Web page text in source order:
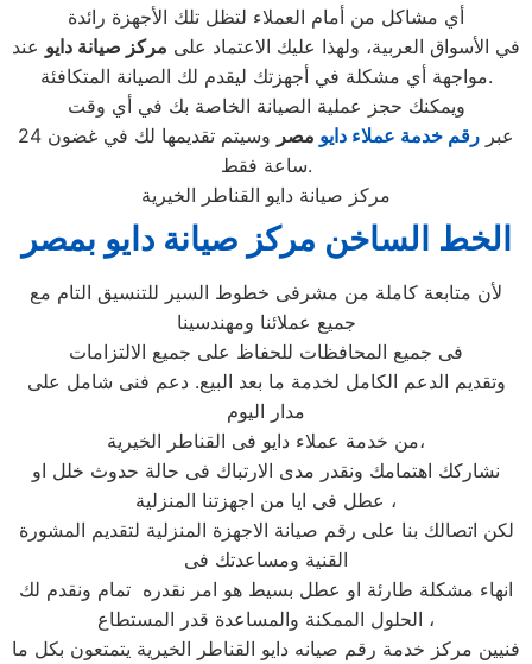
أي مشاكل من أمام العملاء لتظل تلك الأجهزة رائدة
في الأسواق العربية، ولهذا عليك الاعتماد على مركز صيانة دايو عند
مواجهة أي مشكلة في أجهزتك ليقدم لك الصيانة المتكافئة.
ويمكنك حجز عملية الصيانة الخاصة بك في أي وقت
عبر رقم خدمة عملاء دايو مصر
وسيتم تقديمها لك في غضون 24
ساعة فقط.
مركز صيانة دايو القناطر الخيرية
الخط الساخن مركز صيانة دايو بمصر
لأن متابعة كاملة من مشرفى خطوط السير للتنسيق التام مع
جميع عملائنا ومهندسينا
فى جميع المحافظات للحفاظ على جميع الالتزامات
وتقديم الدعم الكامل لخدمة ما بعد البيع. دعم فنى شامل على
مدار اليوم
من خدمة عملاء دايو فى القناطر الخيرية،
نشاركك اهتمامك ونقدر مدى الارتباك فى حالة حدوث خلل او
عطل فى ايا من اجهزتنا المنزلية ،
لكن اتصالك بنا على رقم صيانة الاجهزة المنزلية لتقديم المشورة
القنية ومساعدتك فى
انهاء مشكلة طارئة او عطل بسيط هو امر نقدره تمام ونقدم لك
الحلول الممكنة والمساعدة قدر المستطاع ،
فنيين مركز خدمة رقم صيانه دايو القناطر الخيرية يتمتعون بكل ما